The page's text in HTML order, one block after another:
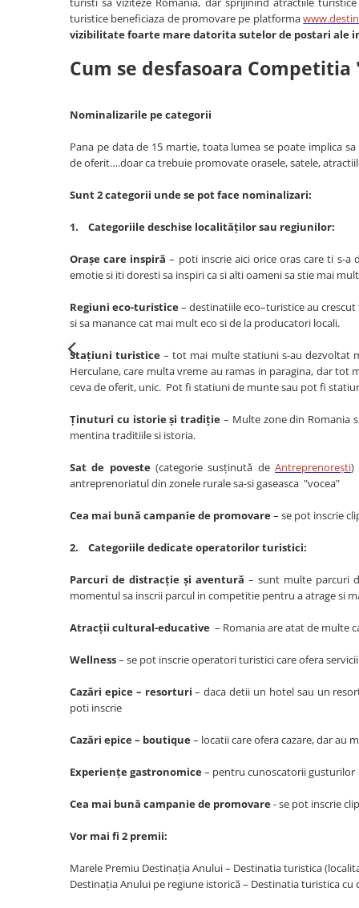
turistice beneficiaza de promovare pe platforma
vizibilitate foarte mare datorita sutelor de postari ale
Cum se desfasoara
Nominalizarile pe categorii
Pana pe data de 15 martie, toata lumea se poate implica
de oferit….doar ca trebuie promovate orasele, satele,
Sunt 2 categorii unde se pot face nominalizari:
1. Categoriile deschise localităților sau regiunilor:
Orașe care inspiră – poti inscrie aici orice oras care ti s-
emotie si iti doresti sa inspiri ca si alti oameni sa stie mai
Regiuni eco-turistice– destinatiile eco–turistice au
si sa manance cat mai mult eco si de la producatori locali.
Stațiuni turistice – tot mai multe statiuni s-au dezvoltat
Herculane, care multa vreme au ramas in paragina, dar
ceva de oferit, unic. Pot fi statiuni de munte sau pot fi
Ținuturi cu istorie și tradiție – Multe zone din Romania
mentina traditiile si istoria.
Sat de poveste(categorie susținută deAntreprenorești)
antreprenoriatul din zonele rurale sa-si gaseasca "vocea"
Cea mai bună campanie de promovare– se pot inscrie
2. Categoriile dedicate operatorilor turistici:
Parcuri de distracție și aventură – sunt multe parcuri
momentul sa inscrii parcul in competitie pentru a atrage si
Atracții cultural-educative – Romania are atat de multe
Wellness– se pot inscrie operatori turistici care ofera
Cazări epice – resorturi – daca detii un hotel sau un
poti inscrie
Cazări epice – boutique– locatii care ofera cazare, dar au
Experiențe gastronomice– pentru cunoscatorii gusturilor
Cea mai bună campanie de promovare- se pot inscrie
Vor mai fi 2 premii:
Marele Premiu Destinația Anului – Destinatia turistica
Destinația Anului pe regiune istorică – Destinatia turistica